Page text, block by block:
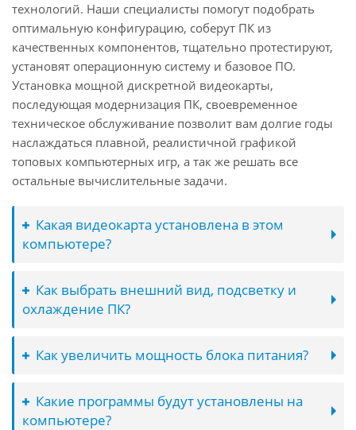
технологий. Наши специалисты помогут подобрать
оптимальную конфигурацию, соберут ПК из
качественных компонентов, тщательно протестируют,
установят операционную систему и базовое ПО.
Установка мощной дискретной видеокарты,
последующая модернизация ПК, своевременное
техническое обслуживание позволит вам долгие годы
наслаждаться плавной, реалистичной графикой
топовых компьютерных игр, а так же решать все
остальные вычислительные задачи.
Какая видеокарта установлена в этом
компьютере?
Как выбрать внешний вид, подсветку и
охлаждение ПК?
Как увеличить мощность блока питания?
Какие программы будут установлены на
компьютере?